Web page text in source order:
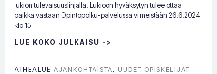
lukion tulevaisuuslinjalla. Lukioon hyväksytyn tulee ottaa
paikka vastaan Opintopolku-palvelussa viimeistään 26.6.2024
klo 15
LUE KOKO JULKAISU ->
AIHEALUE AJANKOHTAISTA, UUDET OPISKELIJAT